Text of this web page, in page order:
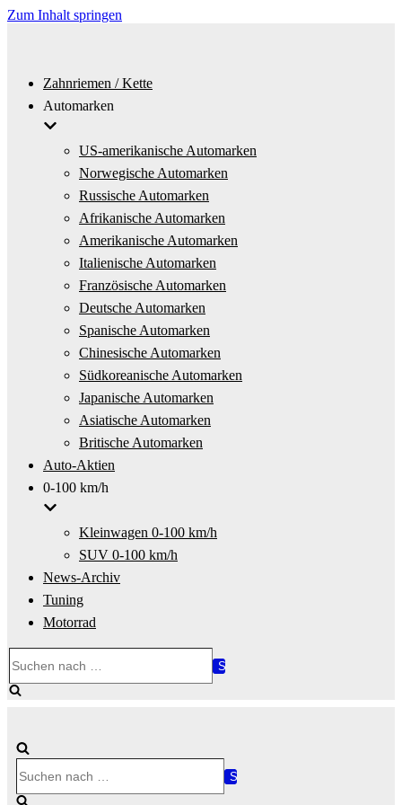
Zum Inhalt springen
Zahnriemen / Kette
Automarken
US-amerikanische Automarken
Norwegische Automarken
Russische Automarken
Afrikanische Automarken
Amerikanische Automarken
Italienische Automarken
Französische Automarken
Deutsche Automarken
Spanische Automarken
Chinesische Automarken
Südkoreanische Automarken
Japanische Automarken
Asiatische Automarken
Britische Automarken
Auto-Aktien
0-100 km/h
Kleinwagen 0-100 km/h
SUV 0-100 km/h
News-Archiv
Tuning
Motorrad
nach …
nach …